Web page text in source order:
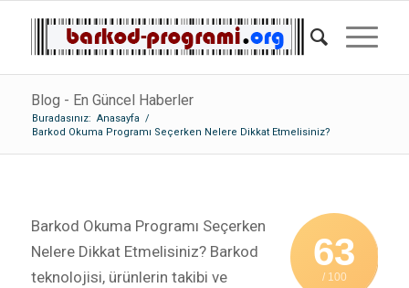
Blog - En Güncel Haberler
Buradasınız: Anasayfa /
Barkod Okuma Programı Seçerken Nelere Dikkat Etmelisiniz?
63
/ 100
Barkod Okuma Programı Seçerken
Nelere Dikkat Etmelisiniz? Barkod
teknolojisi, ürünlerin takibi ve